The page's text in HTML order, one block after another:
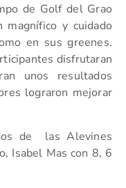
de Golf del Grao
y cuidado
en sus greenes.
disfrutaran
unos resultados
lograron mejorar
de las Alevines
Isabel Mas con 8, 6